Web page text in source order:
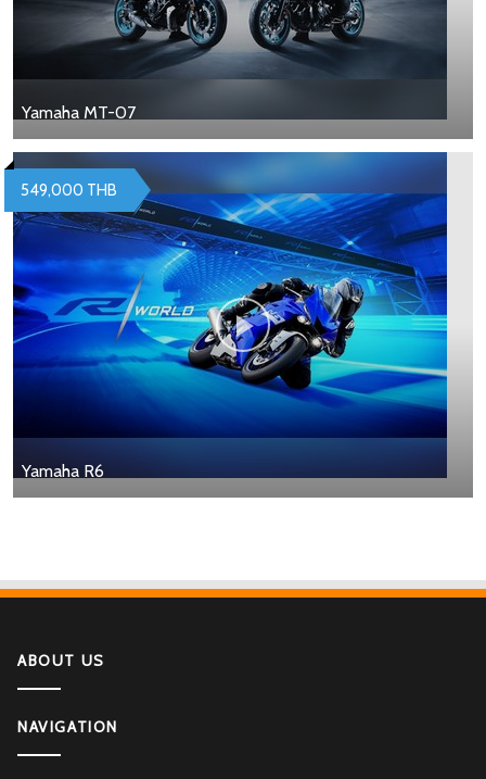
Yamaha MT-07
Yamaha R6
549,000 THB
ABOUT US
NAVIGATION